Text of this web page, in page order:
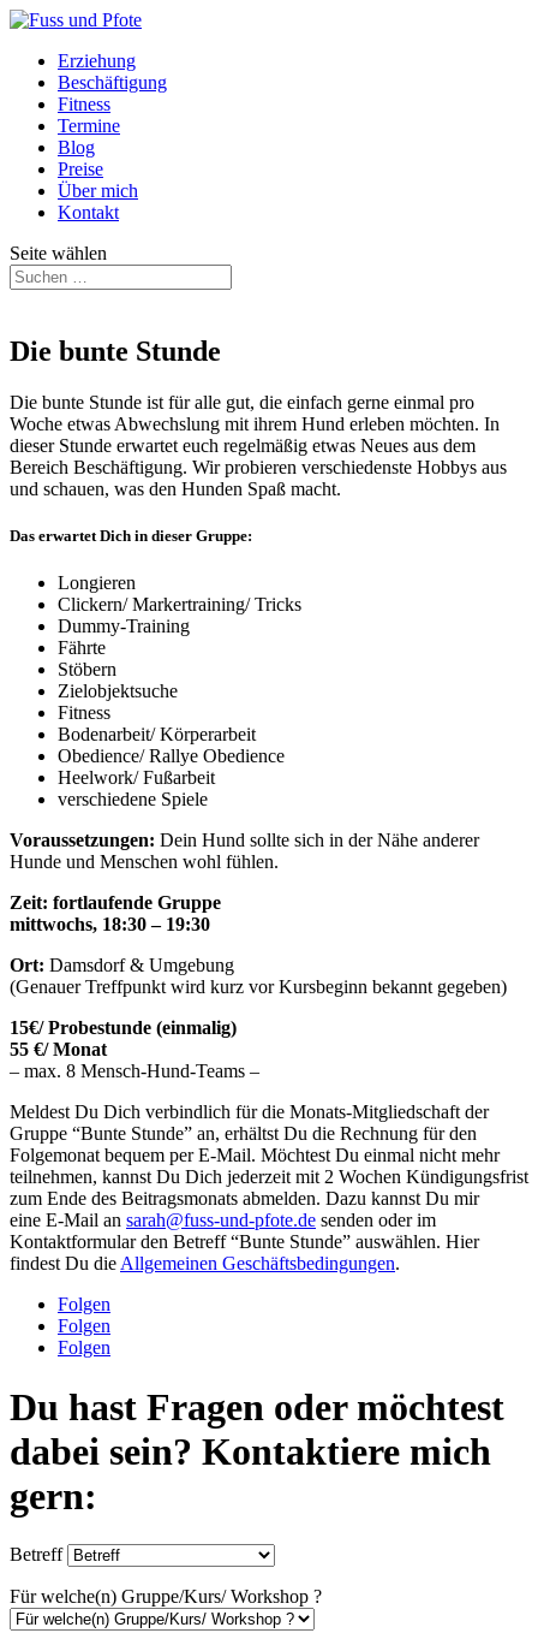
Erziehung
Beschäftigung
Fitness
Termine
Blog
Preise
Über mich
Kontakt
Seite wählen
Die bunte Stunde
Die bunte Stunde ist für alle gut, die einfach gerne einmal pro
Woche etwas Abwechslung mit ihrem Hund erleben möchten. In
dieser Stunde erwartet euch regelmäßig etwas Neues aus dem
Bereich Beschäftigung. Wir probieren verschiedenste Hobbys aus
und schauen, was den Hunden Spaß macht.
Das erwartet Dich in dieser Gruppe:
Longieren
Clickern/ Markertraining/ Tricks
Dummy-Training
Fährte
Stöbern
Zielobjektsuche
Fitness
Bodenarbeit/ Körperarbeit
Obedience/ Rallye Obedience
Heelwork/ Fußarbeit
verschiedene Spiele
Voraussetzungen: Dein Hund sollte sich in der Nähe anderer
Hunde und Menschen wohl fühlen.
Zeit: fortlaufende Gruppe
mittwochs, 18:30 – 19:30
Ort: Damsdorf & Umgebung
(Genauer Treffpunkt wird kurz vor Kursbeginn bekannt gegeben)
15€/ Probestunde (einmalig)
55 €/ Monat
– max. 8 Mensch-Hund-Teams –
Meldest Du Dich verbindlich für die Monats-Mitgliedschaft der
Gruppe “Bunte Stunde” an, erhältst Du die Rechnung für den
Folgemonat bequem per E-Mail. Möchtest Du einmal nicht mehr
teilnehmen, kannst Du Dich jederzeit mit 2 Wochen Kündigungsfrist
zum Ende des Beitragsmonats abmelden. Dazu kannst Du mir
eine E-Mail an sarah@fuss-und-pfote.de senden oder im
Kontaktformular den Betreff “Bunte Stunde” auswählen. Hier
findest Du die Allgemeinen Geschäftsbedingungen.
Folgen
Folgen
Folgen
Du hast Fragen oder möchtest
dabei sein? Kontaktiere mich
gern:
Betreff
Für welche(n) Gruppe/Kurs/ Workshop ?